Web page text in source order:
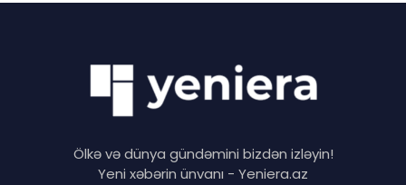
Ölkə və dünya gündəmini bizdən izləyin!
Yeni xəbərin ünvanı - Yeniera.az